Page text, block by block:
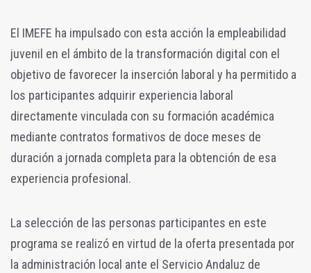
El IMEFE ha impulsado con esta acción la empleabilidad
juvenil en el ámbito de la transformación digital con el
objetivo de favorecer la inserción laboral y ha permitido a
los participantes adquirir experiencia laboral
directamente vinculada con su formación académica
mediante contratos formativos de doce meses de
duración a jornada completa para la obtención de esa
experiencia profesional.
La selección de las personas participantes en este
programa se realizó en virtud de la oferta presentada por
la administración local ante el Servicio Andaluz de